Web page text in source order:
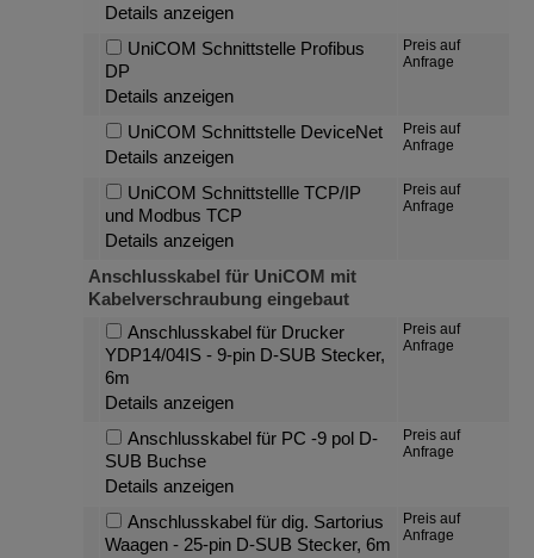
Details anzeigen
UniCOM Schnittstelle Profibus
DP
Details anzeigen
Preis auf
Anfrage
UniCOM Schnittstelle DeviceNet
Details anzeigen
Preis auf
Anfrage
UniCOM Schnittstellle TCP/IP
und Modbus TCP
Details anzeigen
Preis auf
Anfrage
Anschlusskabel für UniCOM mit
Kabelverschraubung eingebaut
Anschlusskabel für Drucker
YDP14/04IS - 9-pin D-SUB Stecker,
6m
Details anzeigen
Preis auf
Anfrage
Anschlusskabel für PC -9 pol D-
SUB Buchse
Details anzeigen
Preis auf
Anfrage
Anschlusskabel für dig. Sartorius
Waagen - 25-pin D-SUB Stecker, 6m
Preis auf
Anfrage